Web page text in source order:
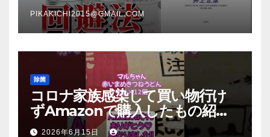
PIKAKICHI2015@GMAIL.COM
除菌
コロナ家族感染して買い物行け
ずAmazonで購入したもの紹
介 #Shorts
2026年6月15日